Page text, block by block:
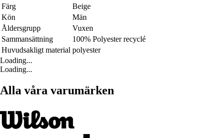
Färg
Beige
Kön
Män
Åldersgrupp
Vuxen
Sammansättning
100% Polyester recyclé
Huvudsakligt material polyester
Loading...
Loading...
Alla våra varumärken